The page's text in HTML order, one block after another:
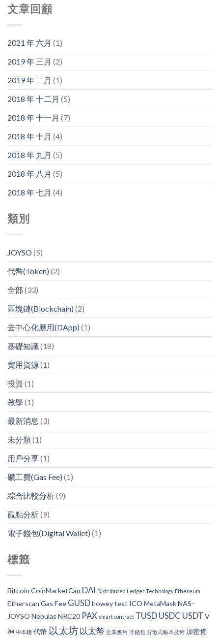
文章回顧
2021 年 六月 (1)
2019 年 三月 (2)
2019 年 二月 (1)
2018 年 十二月 (5)
2018 年 十一月 (7)
2018 年 十月 (4)
2018 年 九月 (5)
2018 年 八月 (5)
2018 年 七月 (4)
類別
JOYSO(5)
代幣(Token) (2)
全部 (33)
區塊鏈(Blockchain) (2)
去中心化應用(DApp) (1)
基礎知識(18)
實用資源(1)
投資 (1)
教學 (1)
最新消息 (3)
未分類(1)
用戶分享(1)
礦工費(Gas Fee) (1)
綜合比較分析(9)
觀點分析(9)
電子錢包(Digital Wallet) (1)
標籤
Bitcoin CoinMarketCap DAI Distributed Ledger Technology Ethereum
Etherscan Gas Fee GUSDhowey test ICO MetaMaskNAS-
JOYSO Nebulas NRC20 PAX smart contract TUSD USDC USDT V
神 中本聰 代幣 以太坊 以太幣 企業應用 冷錢包 分散式帳本技術 加密貨